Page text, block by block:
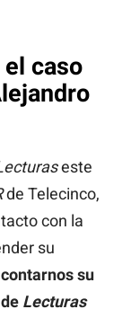
caso
este
de Telecinco,
con la
su
su
Lecturas